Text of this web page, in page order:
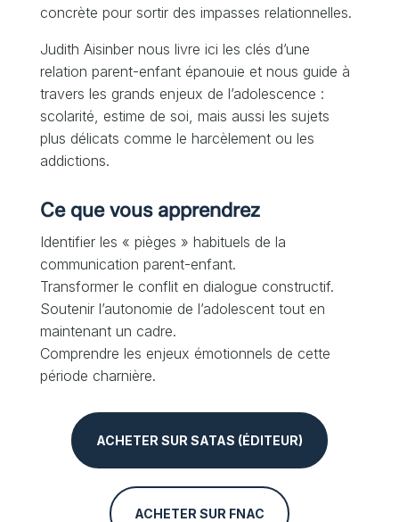
concrète pour sortir des impasses relationnelles.
Judith Aisinber nous livre ici les clés d’une
relation parent-enfant épanouie et nous guide à
travers les grands enjeux de l’adolescence :
scolarité, estime de soi, mais aussi les sujets
plus délicats comme le harcèlement ou les
addictions.
Ce que vous apprendrez
Identifier les « pièges » habituels de la
communication parent-enfant.
Transformer le conflit en dialogue constructif.
Soutenir l’autonomie de l’adolescent tout en
maintenant un cadre.
Comprendre les enjeux émotionnels de cette
période charnière.
ACHETER SUR SATAS (ÉDITEUR)
ACHETER SUR FNAC